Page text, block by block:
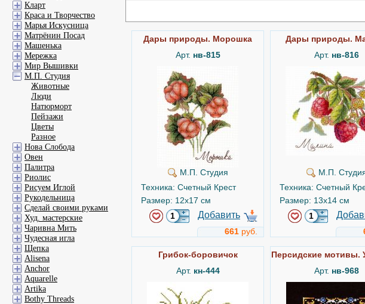
Дары природы. Морошка
Арт. нв-815
М.П. Студия
Техника: Счетный Крест
Размер: 12x17 см
Добавить
661 руб.
Дары природы.
Арт. нв-816
М.П.
Техника: Счетный
Размер: 13x14 см
Грибок-боровичок
Арт. кн-444
Персидские мотивы.
Арт. нв-968
Кларт
Краса и Творчество
Марья Искусница
Матрёнин Посад
Машенька
Мережка
Мир Вышивки
М.П. Студия
Животные
Люди
Натюрморт
Пейзажи
Цветы
Разное
Нова Слобода
Овен
Палитра
Риолис
Рисуем Иглой
Рукодельница
Сделай своими руками
Худ. мастерские
Чаривна Мить
Чудесная игла
Щепка
Alisena
Anchor
Aquarelle
Artika
Bothy Threads